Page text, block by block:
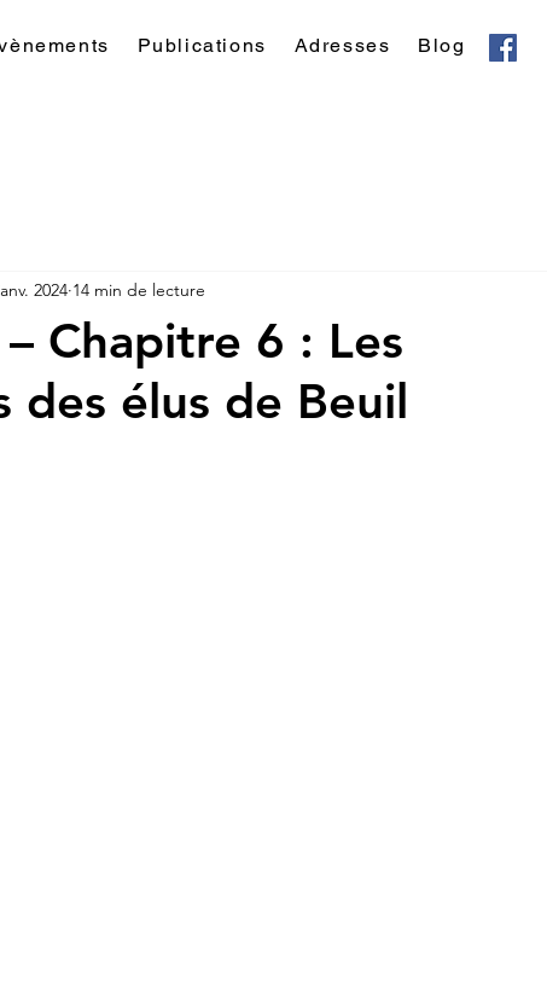
Publications Adresses Blog
Chapitre 6 : Les
des élus de Beuil
2024 14 min de lecture